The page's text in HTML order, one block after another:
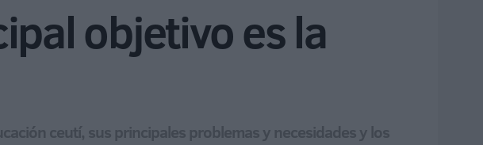
objetivo es la
ceutí, sus principales problemas y necesidades y los